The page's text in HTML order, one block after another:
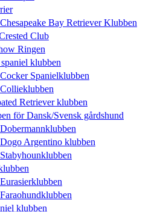
Bay Retriever Klubben
Club
Ringen
klubben
Spanielklubben
Retriever klubben
för Dansk/Svensk gårdshund
Argentino klubben
klubben